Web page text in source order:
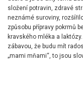
složení potravin, zdravé
neznámé suroviny,
způsobu přípravy pokrmů
kravského mléka a
zábavou, že budu mít
„mami mňami“, to jsou